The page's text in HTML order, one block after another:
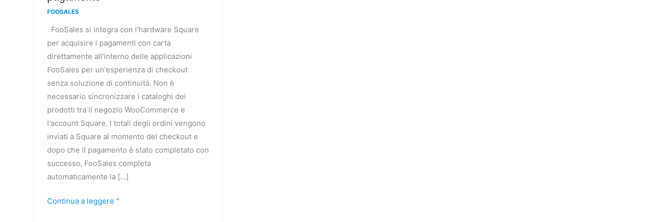
FOOSALES
FooSales si integra con l'hardware Square
per acquisire i pagamenti con carta
direttamente all'interno delle applicazioni
FooSales per un'esperienza di checkout
senza soluzione di continuità. Non è
necessario sincronizzare i cataloghi dei
prodotti tra il negozio WooCommerce e
l'account Square. I totali degli ordini vengono
inviati a Square al momento del checkout e
dopo che il pagamento è stato completato con
successo, FooSales completa
automaticamente la [...]
Continua a leggere "